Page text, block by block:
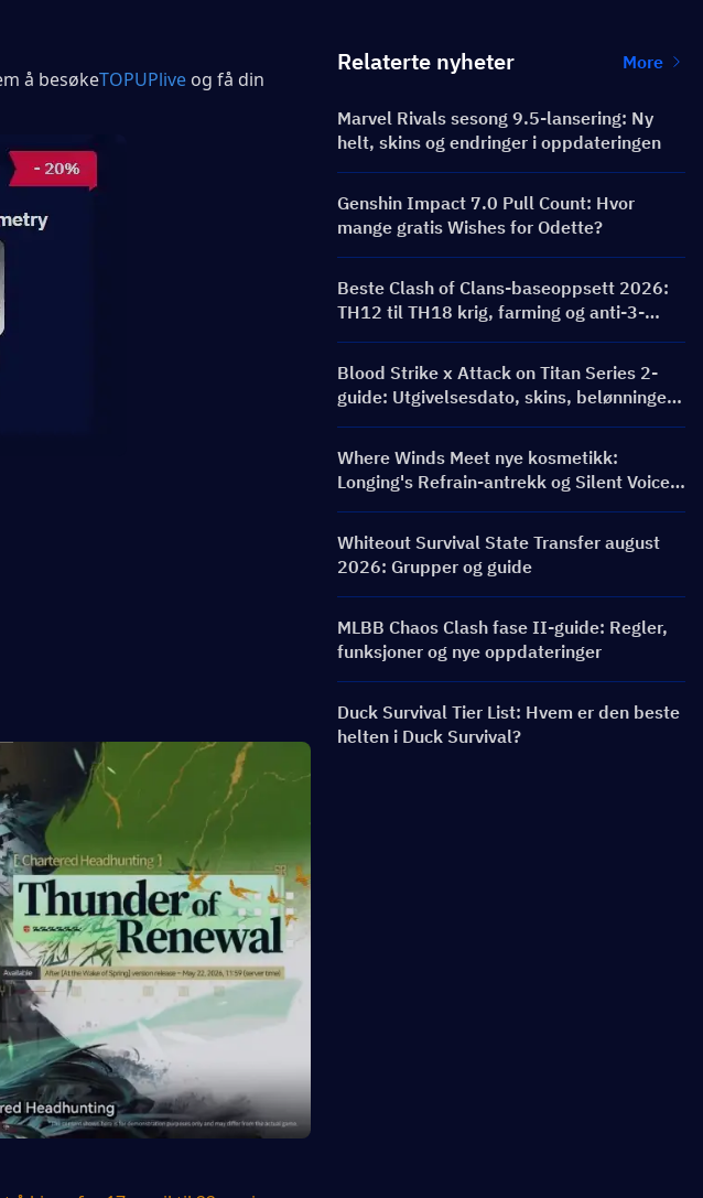
å besøkeTOPUPlive og få din
Relaterte nyheter More
Marvel Rivals sesong 9.5-lansering: Ny
helt, skins og endringer i oppdateringen
Genshin Impact 7.0 Pull Count: Hvor
mange gratis Wishes for Odette?
Beste Clash of Clans-baseoppsett 2026:
TH12 til TH18 krig, farming og anti-3-
stjerners baser
Blood Strike x Attack on Titan Series 2-
guide: Utgivelsesdato, skins, belønninger
og Top Up-event
Where Winds Meet nye kosmetikk:
Longing's Refrain-antrekk og Silent Voice:
Crest Aria-våpenskin er sluppet!
Whiteout Survival State Transfer august
2026: Grupper og guide
MLBB Chaos Clash fase II-guide: Regler,
funksjoner og nye oppdateringer
Duck Survival Tier List: Hvem er den beste
helten i Duck Survival?